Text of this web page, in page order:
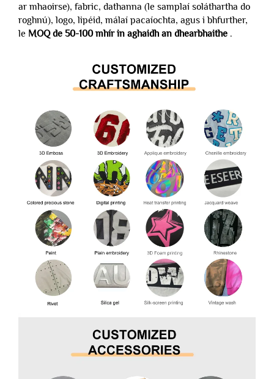
ar mhaoirse), fabric, dathanna (le samplaí soláthartha do
roghnú), logo, lipéid, málaí pacaíochta, agus i bhfurther,
le MOQ de 50-100 mhír in aghaidh an dhearbhaithe .